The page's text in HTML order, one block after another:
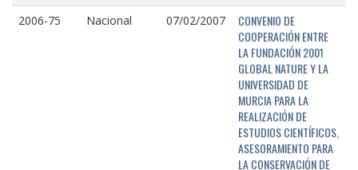
2006-75 Nacional 07/02/2007
CONVENIO DE
COOPERACIÓN ENTRE
LA FUNDACIÓN 2001
GLOBAL NATURE Y LA
UNIVERSIDAD DE
MURCIA PARA LA
REALIZACIÓN DE
ESTUDIOS CIENTÍFICOS,
ASESORAMIENTO PARA
LA CONSERVACIÓN DE